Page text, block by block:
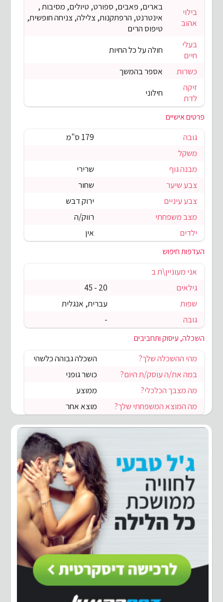
בילוי
אהוב
בארים, פאבים, ספורט, טיולים, מסיבות ,
אינטרנט, הרפתקנות, צלילה, צניחה חופשית,
טיפוס הרים
בעלי
חיים
חולה על כל החיות
כשרות
אספר בהמשך
זיקה
לדת
חילוני
פרטים אישיים
גובה
179 ס"מ
משקל
מבנה גוף
שרירי
צבע שיער
שחור
צבע עיניים
ירוק דבש
מצב משפחתי
רווק/ה
ילדים
אין
העדפות חיפוש
אני מעוניין\ת ב
גילאים
20 - 45
שפות
עברית, אנגלית
גובה
-
השכלה, עיסוק ותחביבים
מהי ההשכלה שלך?
השכלה גבוהה כלשהי
במה את/ה עוסק/ת היום?
כושר גופני
מה מצבך הכלכלי?
ממוצע
מה המוצא המשפחתי שלך?
מוצא אחר